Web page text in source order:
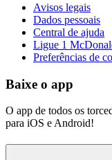
Avisos legais
Dados pessoais
Central de ajuda
Ligue 1
Preferências de
Baixe o app
O app de todos os
para iOS e Android!